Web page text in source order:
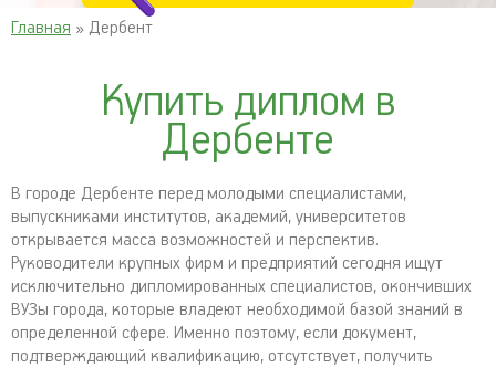
Главная » Дербент
Купить диплом в
Дербенте
В городе Дербенте перед молодыми специалистами,
выпускниками институтов, академий, университетов
открывается масса возможностей и перспектив.
Руководители крупных фирм и предприятий сегодня ищут
исключительно дипломированных специалистов, окончивших
ВУЗы города, которые владеют необходимой базой знаний в
определенной сфере. Именно поэтому, если документ,
подтверждающий квалификацию, отсутствует, получить